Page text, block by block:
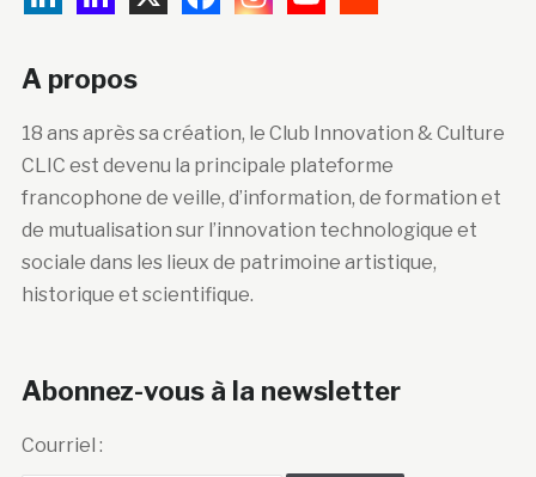
A propos
18 ans après sa création, le Club Innovation & Culture
CLIC est devenu la principale plateforme
francophone de veille, d’information, de formation et
de mutualisation sur l’innovation technologique et
sociale dans les lieux de patrimoine artistique,
historique et scientifique.
Abonnez-vous à la newsletter
Courriel :